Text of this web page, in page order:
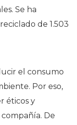
Se ha
de 1.503
el consumo
Por eso,
éticos y
De